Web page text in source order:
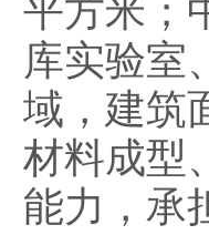
平方米；
库实验室
域，建筑
材料成型
能力，承